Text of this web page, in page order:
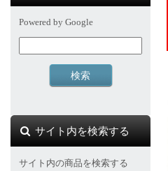
Powered by Google
サイト内を検索する
サイト内の商品を検索する